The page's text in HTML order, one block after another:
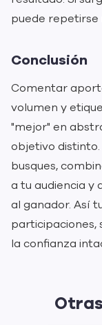
puede repetirse
Conclusión
Comentar
volumen y
"mejor" en
objetivo
busques,
a tu audiencia y
al ganador. Así
participaciones,
la confianza